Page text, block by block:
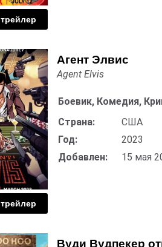
Агент Элвис
Agent Elvis
Боевик, Комедия,
Страна:
США
Год:
2023
Добавлен:
15 мая
Вуди Вудпекер